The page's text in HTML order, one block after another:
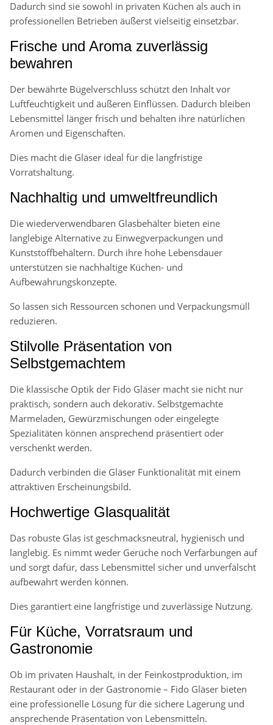
Dadurch sind sie sowohl in privaten Küchen als auch in
professionellen Betrieben äußerst vielseitig einsetzbar.
Frische und Aroma zuverlässig
bewahren
Der bewährte Bügelverschluss schützt den Inhalt vor
Luftfeuchtigkeit und äußeren Einflüssen. Dadurch bleiben
Lebensmittel länger frisch und behalten ihre natürlichen
Aromen und Eigenschaften.
Dies macht die Gläser ideal für die langfristige
Vorratshaltung.
Nachhaltig und umweltfreundlich
Die wiederverwendbaren Glasbehälter bieten eine
langlebige Alternative zu Einwegverpackungen und
Kunststoffbehältern. Durch ihre hohe Lebensdauer
unterstützen sie nachhaltige Küchen- und
Aufbewahrungskonzepte.
So lassen sich Ressourcen schonen und Verpackungsmüll
reduzieren.
Stilvolle Präsentation von
Selbstgemachtem
Die klassische Optik der Fido Gläser macht sie nicht nur
praktisch, sondern auch dekorativ. Selbstgemachte
Marmeladen, Gewürzmischungen oder eingelegte
Spezialitäten können ansprechend präsentiert oder
verschenkt werden.
Dadurch verbinden die Gläser Funktionalität mit einem
attraktiven Erscheinungsbild.
Hochwertige Glasqualität
Das robuste Glas ist geschmacksneutral, hygienisch und
langlebig. Es nimmt weder Gerüche noch Verfärbungen auf
und sorgt dafür, dass Lebensmittel sicher und unverfälscht
aufbewahrt werden können.
Dies garantiert eine langfristige und zuverlässige Nutzung.
Für Küche, Vorratsraum und
Gastronomie
Ob im privaten Haushalt, in der Feinkostproduktion, im
Restaurant oder in der Gastronomie – Fido Gläser bieten
eine professionelle Lösung für die sichere Lagerung und
ansprechende Präsentation von Lebensmitteln.